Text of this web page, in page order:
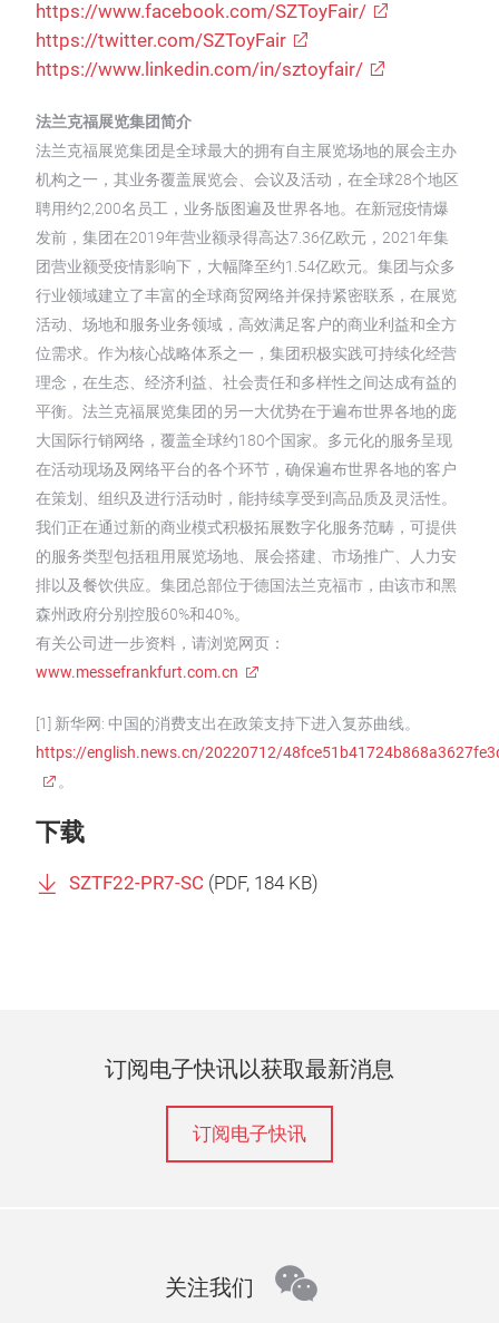
https://www.facebook.com/SZToyFair/
https://twitter.com/SZToyFair
https://www.linkedin.com/in/sztoyfair/
法兰克福展览集团简介
法兰克福展览集团是全球最大的拥有自主展览场地的展会主办
机构之一，其业务覆盖展览会、会议及活动，在全球28个地区
聘用约2,200名员工，业务版图遍及世界各地。在新冠疫情爆
发前，集团在2019年营业额录得高达7.36亿欧元，2021年集
团营业额受疫情影响下，大幅降至约1.54亿欧元。集团与众多
行业领域建立了丰富的全球商贸网络并保持紧密联系，在展览
活动、场地和服务业务领域，高效满足客户的商业利益和全方
位需求。作为核心战略体系之一，集团积极实践可持续化经营
理念，在生态、经济利益、社会责任和多样性之间达成有益的
平衡。法兰克福展览集团的另一大优势在于遍布世界各地的庞
大国际行销网络，覆盖全球约180个国家。多元化的服务呈现
在活动现场及网络平台的各个环节，确保遍布世界各地的客户
在策划、组织及进行活动时，能持续享受到高品质及灵活性。
我们正在通过新的商业模式积极拓展数字化服务范畴，可提供
的服务类型包括租用展览场地、展会搭建、市场推广、人力安
排以及餐饮供应。集团总部位于德国法兰克福市，由该市和黑
森州政府分别控股60%和40%。
有关公司进一步资料，请浏览网页：
www.messefrankfurt.com.cn
[1] 新华网: 中国的消费支出在政策支持下进入复苏曲线。
https://english.news.cn/20220712/
。
下载
SZTF22-PR7-SC (PDF, 184 KB)
订阅电子快讯以获取最新消息
订阅电子快讯
关注我们 wechat